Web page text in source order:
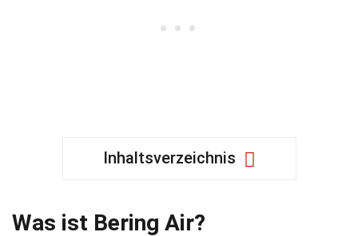
Inhaltsverzeichnis
Was ist Bering Air?